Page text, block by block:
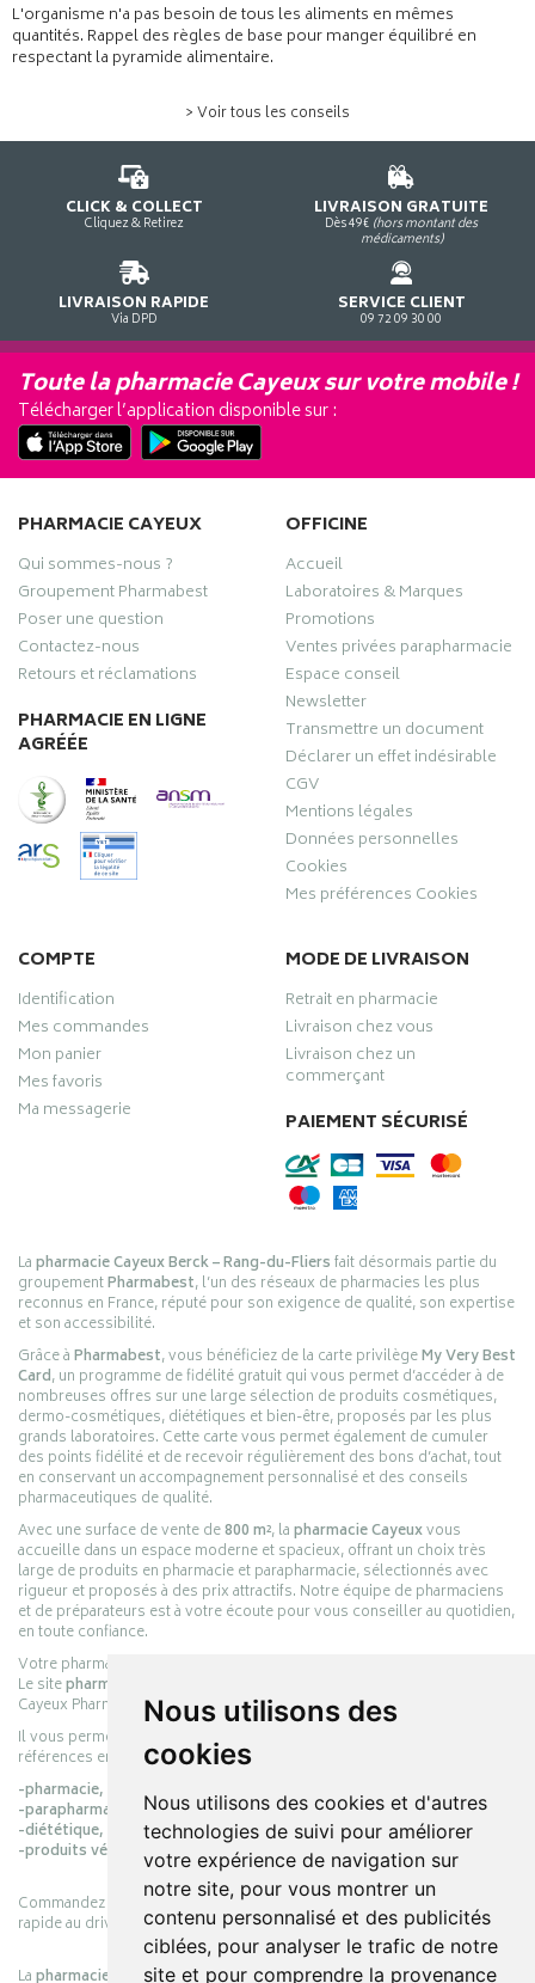
Nous utilisons des
cookies
Nous utilisons des cookies et d'autres
technologies de suivi pour améliorer
votre expérience de navigation sur
notre site, pour vous montrer un
contenu personnalisé et des publicités
ciblées, pour analyser le trafic de notre
site et pour comprendre la provenance
L'organisme n'a pas besoin de tous les aliments en mêmes
quantités. Rappel des règles de base pour manger équilibré en
respectant la pyramide alimentaire.
> Voir tous les conseils
CLICK & COLLECT
Cliquez & Retirez
LIVRAISON GRATUITE
Dès 49€ (hors montant des
médicaments)
LIVRAISON RAPIDE
Via DPD
SERVICE CLIENT
09 72 09 30 00
Toute la pharmacie Cayeux sur votre mobile !
Télécharger l’application disponible sur :
PHARMACIE CAYEUX
Qui sommes-nous ?
Groupement Pharmabest
Poser une question
Contactez-nous
Retours et réclamations
PHARMACIE EN LIGNE
AGRÉÉE
OFFICINE
Accueil
Laboratoires & Marques
Promotions
Ventes privées parapharmacie
Espace conseil
Newsletter
Transmettre un document
Déclarer un effet indésirable
CGV
Mentions légales
Données personnelles
Cookies
Mes préférences Cookies
COMPTE
Identification
Mes commandes
Mon panier
Mes favoris
Ma messagerie
MODE DE LIVRAISON
Retrait en pharmacie
Livraison chez vous
Livraison chez un
commerçant
PAIEMENT SÉCURISÉ
Lapharmacie Cayeux Berck – Rang-du-Fliersfait désormais partie du
groupementPharmabest, l’un des réseaux de pharmacies les plus
reconnus en France, réputé pour son exigence de qualité, son expertise
et son accessibilité.
Grâce àPharmabest, vous bénéficiez de la carte privilègeMy Very Best
Card, un programme de fidélité gratuit qui vous permet d’accéder à de
nombreuses offres sur une large sélection de produits cosmétiques,
dermo-cosmétiques, diététiques et bien-être, proposés par les plus
grands laboratoires. Cette carte vous permet également de cumuler
des points fidélité et de recevoir régulièrement des bons d’achat, tout
en conservant un accompagnement personnalisé et des conseils
pharmaceutiques de qualité.
Avec une surface de vente de800 m², lapharmacie Cayeuxvous
accueille dans un espace moderne et spacieux, offrant un choix très
large de produits en pharmacie et parapharmacie, sélectionnés avec
rigueur et proposés à des prix attractifs. Notre équipe de pharmaciens
et de préparateurs est à votre écoute pour vous conseiller au quotidien,
en toute confiance.
Votre pharmacie en ligne :
Le sitepharmacie-cayeux.fr
Cayeux Pharmabest Berck-sur-Mer – Rang-du-Fliers.
Il vous permet de réaliser vos achats en ligne parmi des milliers de
références en :
-pharmacie,
-parapharmacie,
-diététique,
-produits vétérinaires.
Commandez simplement vos produits en ligne et choisissez le retrait
rapide au drive ou la livraison à domicile, en toute simplicité.
Lapharmacie Cayeuxs’engage à vous offrir une expérience pratique,